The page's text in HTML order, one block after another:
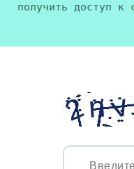
получить доступ к